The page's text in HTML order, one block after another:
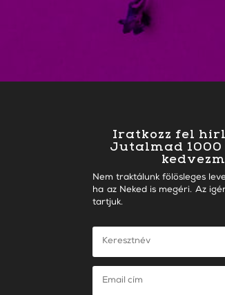
Iratkozz fel
Jutalmad 1000
Nem traktálunk fölösleges
ha az Neked is megéri. Az
tartjuk.